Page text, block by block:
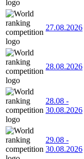
27.08.2026
28.08.2026
28.08 -
30.08.2026
29.08 -
30.08.2026